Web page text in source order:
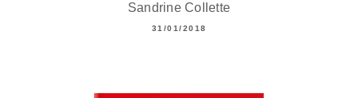
Sandrine Collette
31/01/2018